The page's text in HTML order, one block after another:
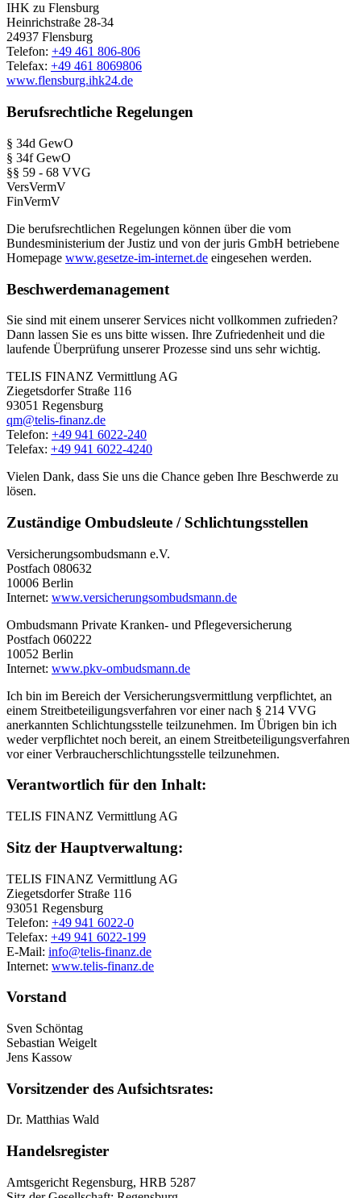
IHK zu Flensburg
Heinrichstraße 28-34
24937 Flensburg
Telefon: +49 461 806-806
Telefax: +49 461 8069806
www.flensburg.ihk24.de
Berufsrechtliche Regelungen
§ 34d GewO
§ 34f GewO
§§ 59 - 68 VVG
VersVermV
FinVermV
Die berufsrechtlichen Regelungen können über die vom
Bundesministerium der Justiz und von der juris GmbH betriebene
Homepage www.gesetze-im-internet.de eingesehen werden.
Beschwerdemanagement
Sie sind mit einem unserer Services nicht vollkommen zufrieden?
Dann lassen Sie es uns bitte wissen. Ihre Zufriedenheit und die
laufende Überprüfung unserer Prozesse sind uns sehr wichtig.
TELIS FINANZ Vermittlung AG
Ziegetsdorfer Straße 116
93051 Regensburg
qm@telis-finanz.de
Telefon: +49 941 6022-240
Telefax: +49 941 6022-4240
Vielen Dank, dass Sie uns die Chance geben Ihre Beschwerde zu
lösen.
Zuständige Ombudsleute / Schlichtungsstellen
Versicherungsombudsmann e.V.
Postfach 080632
10006 Berlin
Internet: www.versicherungsombudsmann.de
Ombudsmann Private Kranken- und Pflegeversicherung
Postfach 060222
10052 Berlin
Internet: www.pkv-ombudsmann.de
Ich bin im Bereich der Versicherungsvermittlung verpflichtet, an
einem Streitbeteiligungsverfahren vor einer nach § 214 VVG
anerkannten Schlichtungsstelle teilzunehmen. Im Übrigen bin ich
weder verpflichtet noch bereit, an einem Streitbeteiligungsverfahren
vor einer Verbraucherschlichtungsstelle teilzunehmen.
Verantwortlich für den Inhalt:
TELIS FINANZ Vermittlung AG
Sitz der Hauptverwaltung:
TELIS FINANZ Vermittlung AG
Ziegetsdorfer Straße 116
93051 Regensburg
Telefon: +49 941 6022-0
Telefax: +49 941 6022-199
E-Mail: info@telis-finanz.de
Internet: www.telis-finanz.de
Vorstand
Sven Schöntag
Sebastian Weigelt
Jens Kassow
Vorsitzender des Aufsichtsrates:
Dr. Matthias Wald
Handelsregister
Amtsgericht Regensburg, HRB 5287